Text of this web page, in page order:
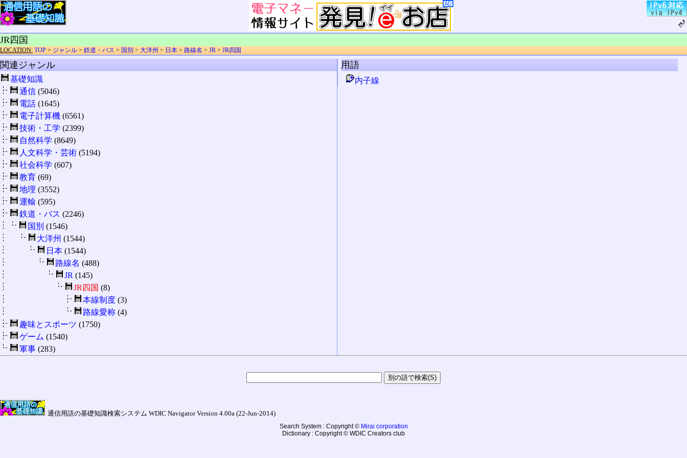
JR四国
LOCATION: TOP > ジャンル > 鉄道・バス > 国別 > 大洋州 > 日本 > 路線名 > JR > JR四国
関連ジャンル
基礎知識
通信 (5046)
電話 (1645)
電子計算機 (6561)
技術・工学 (2399)
自然科学 (8649)
人文科学・芸術 (5194)
社会科学 (607)
教育 (69)
地理 (3552)
運輸 (595)
鉄道・バス (2246)
国別 (1546)
大洋州 (1544)
日本 (1544)
路線名 (488)
JR (145)
JR四国 (8)
本線制度 (3)
路線愛称 (4)
趣味とスポーツ (1750)
ゲーム (1540)
軍事 (283)
用語
内子線
通信用語の基礎知識検索システム WDIC Navigator Version 4.00a (22-Jun-2014)
Search System : Copyright © Mirai corporation
Dictionary : Copyright © WDIC Creators club